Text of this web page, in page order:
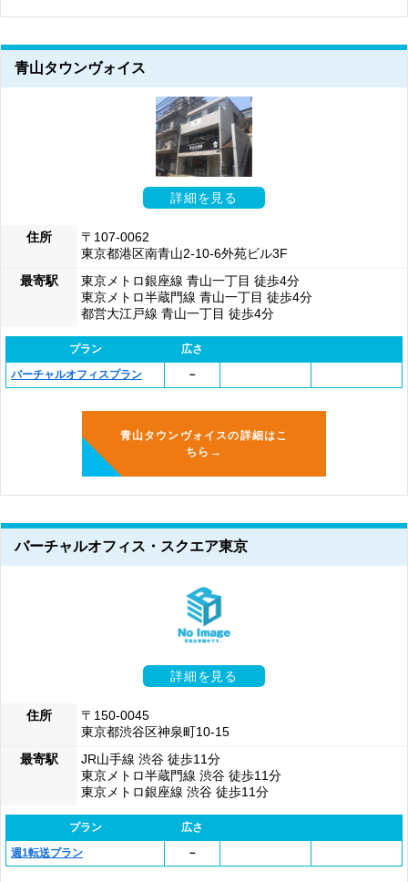
青山タウンヴォイス
詳細を見る
住所
〒107-0062
東京都港区南青山2-10-6外苑ビル3F
最寄駅
東京メトロ銀座線 青山一丁目 徒歩4分
東京メトロ半蔵門線 青山一丁目 徒歩4分
都営大江戸線 青山一丁目 徒歩4分
プラン
広さ
バーチャルオフィスプラン
－
青山タウンヴォイスの詳細はこ
ちら→
バーチャルオフィス・スクエア東京
詳細を見る
住所
〒150-0045
東京都渋谷区神泉町10-15
最寄駅
JR山手線 渋谷 徒歩11分
東京メトロ半蔵門線 渋谷 徒歩11分
東京メトロ銀座線 渋谷 徒歩11分
プラン
広さ
週1転送プラン
－